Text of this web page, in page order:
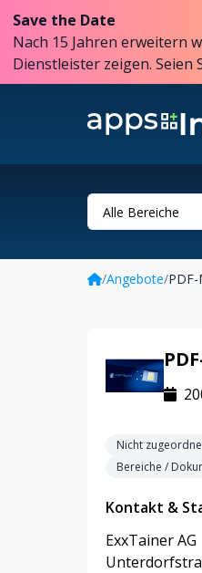
Save the Date
Nach 15 Jahren erweitern
Dienstleister zeigen. Seien
/Angebote/
Nicht
Bereiche /
Kontakt &
ExxTainer AG